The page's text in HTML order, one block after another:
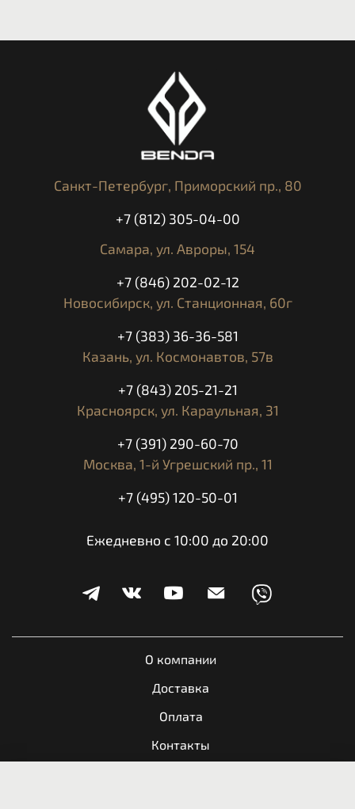
Трансмиссия BMW Motorrad Paralever Карданный
Мультиконтроллер Ручки с подогревом
Съемный держатель номерного знака Регулируемый
рычаг ручного тормоза
Светодиодные дневные ходовые огни
Рулевой стабилизатор Бортовой компьютер
Помощник при трогании на подъеме Регулируемая
Цветной TFT-дисплей Динамический стоп-сигнал
Бесключевая система, розетка 12 В
Светодиодные поворотные огни
Автоматические поворотные фонари
Технология BMW ShiftCam
Регулируемое лобовое стекло
2-цилиндровый оппозитный двигатель имеет
Полностью интегрированная BMW ABS Pro.
Держатель для мобильного телефона с USB-
подключением
Контроль давления в шинах
BMW Motorrad EVO Телелевер
Литий-ионный аккумулятор
DCC (динамический круиз-контроль)
Светодиодные фары BMW Motorrad Matrix
28G Инструкция на литовском языке 0,00
562 Дополнительный светодиодный противотуманный
681 Держатели для сумок слева и справа 0,00
О компании
Доставка
Оплата
Контакты
Санкт-Петербург, Приморский пр., 80
+7 (812) 305-04-00
Самара, ул. Авроры, 154
+7 (846) 202-02-12
Новосибирск, ул. Станционная, 60г
+7 (383) 36-36-581
Казань, ул. Космонавтов, 57в
+7 (843) 205-21-21
Красноярск, ул. Караульная, 31
+7 (391) 290-60-70
Москва, 1-й Угрешский пр., 11
+7 (495) 120-50-01
Ежедневно с 10:00 до 20:00